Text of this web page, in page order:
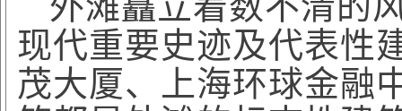
现代重要史迹及代表性
茂大厦、上海环球金融